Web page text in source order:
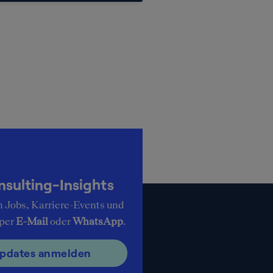
Insights
Karriere-Events und
E-MailoderWhatsApp.
anmelden